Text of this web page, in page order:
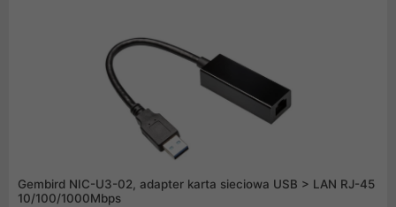
Gembird NIC-U3-02, adapter karta sieciowa USB > LAN RJ-45
10/100/1000Mbps